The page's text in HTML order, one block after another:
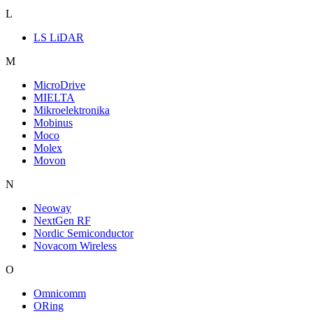
L
LS LiDAR
M
MicroDrive
MIELTA
Mikroelektronika
Mobinus
Moco
Molex
Movon
N
Neoway
NextGen RF
Nordic Semiconductor
Novacom Wireless
O
Omnicomm
ORing